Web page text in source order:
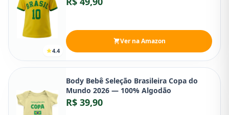
4.4
Ver na Amazon
Body Bebê Seleção Brasileira Copa do
Mundo 2026 — 100% Algodão
R$ 39,90